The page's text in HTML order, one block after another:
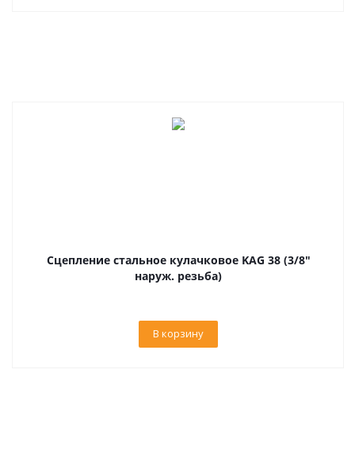
Сцепление стальное кулачковое KAG 38 (3/8"
наруж. резьба)
В корзину